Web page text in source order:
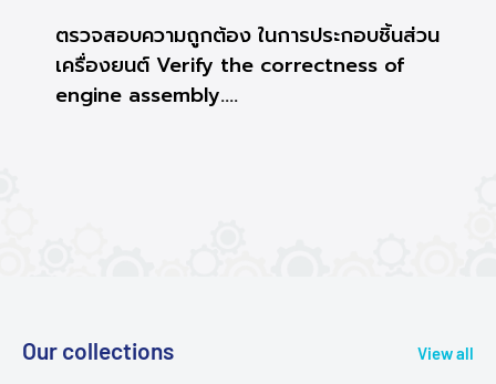
ตรวจสอบความถูกต้อง ในการประกอบชิ้นส่วน
เครื่องยนต์ Verify the correctness of
engine assembly....
Our collections View all